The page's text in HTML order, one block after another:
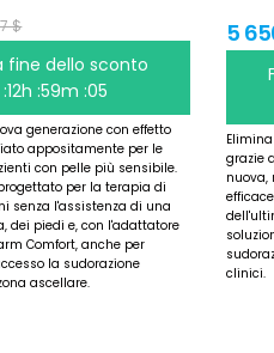
$
fine dello sconto
:59m :05
generazione con effetto
appositamente per le
con pelle più sensibile.
per la terapia di
senza l'assistenza di una
dei piedi e, con l'adattatore
Comfort, anche per
la sudorazione
ascellare.
5
grazie
nuova,
clinici.